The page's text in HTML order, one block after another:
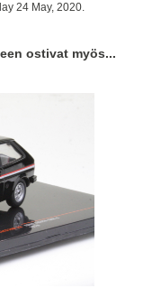
24 May, 2020.
ostivat myös...